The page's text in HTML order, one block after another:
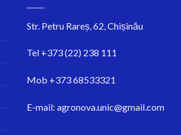
Str. Petru Rareș, 62, Chișinău
Tel +373 (22) 238 111
Mob +373 68533321
E-mail: agronova.unic@gmail.com